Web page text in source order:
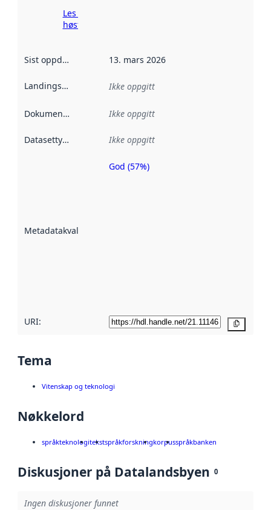
Les mer om
høsting her
Sist oppdatert 13. mars 2026
Landingsside Ikke oppgitt
Dokumentasjon Ikke oppgitt
Datasettype Ikke oppgitt
Metadatakvalitet
Metadatakvalitet
God (57%)
URI:
Tema
Vitenskap og teknologi
Nøkkelord
språkteknologitekstspråkforskningkorpusspråkbanken
Diskusjoner på Datalandsbyen 0
Ingen diskusjoner funnet